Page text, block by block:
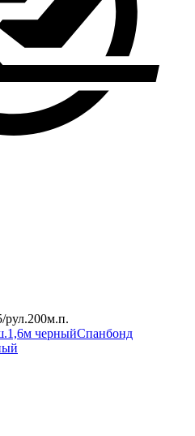
рул.200м.п.
черныйСпанбонд